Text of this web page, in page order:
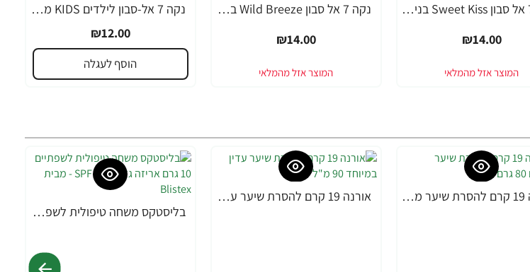
נקה 7 אל סבון Sweet Kiss בניחוח ורד ומאסק - 750 מ"ל
₪14.00
נקה 7 אל סבון Wild Breeze בניחוח פרחי מים - 750 מ"ל
₪14.00
נקה 7 אל-סבון לילדים KIDS מיניונים - 750 מ"ל
₪12.00
הוסף לעגלה
אורנה 19 קרם להסרת שיער מהפנים 80 גרם אורנה 19 קרם להסרת שיער עדין במיוחד 90 מ"ל
-38% בליסטקס משחה טיפולית לשפתיים 10 גרם אריזה גדולה SPF 10 - מבית Blistex